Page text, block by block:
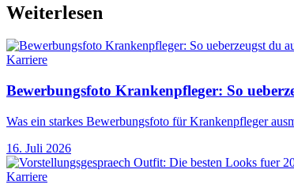
Weiterlesen
Karriere
Bewerbungsfoto Krankenpfleger: So
Was ein starkes Bewerbungsfoto für Krankenpfleger
16. Juli 2026
Karriere